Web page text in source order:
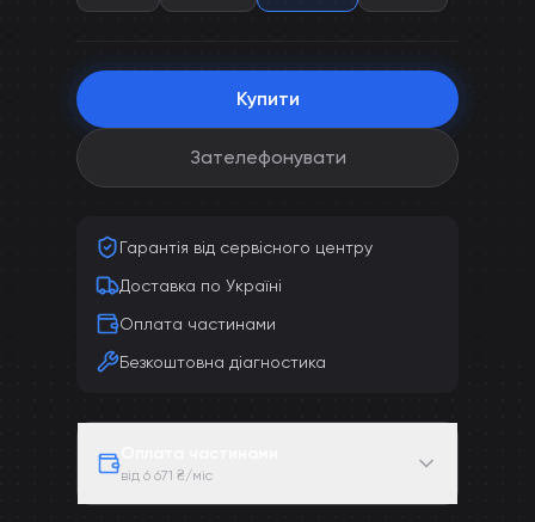
Купити
Зателефонувати
Гарантія від сервісного центру
Доставка по Україні
Оплата частинами
Безкоштовна діагностика
від 6 671 ₴/міс